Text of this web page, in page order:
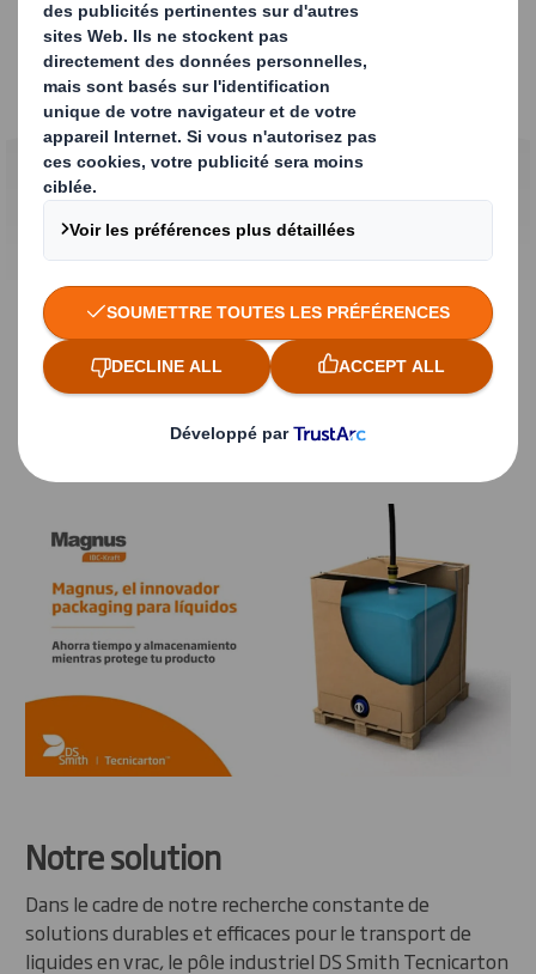
traditionnels
Magnus IBC - Kraft
Développement d'une alternative aux conteneurs IBC
en plastique et autres conteneurs à usage unique,
dans le but d'améliorer la logistique, de renforcer la
durabilité et de garantir une meilleure conservation
Notre solution
Dans le cadre de notre recherche constante de
solutions durables et efficaces pour le transport de
liquides en vrac, le pôle industriel DS Smith Tecnicarton